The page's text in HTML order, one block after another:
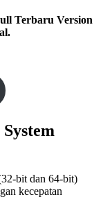
Terbaru Version
bit dan 64-bit)
kecepatan